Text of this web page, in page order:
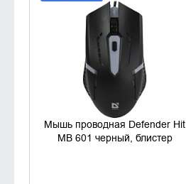
Мышь проводная Defender Hit
MB 601 черный, блистер
ДОБАВИТЬ В КОРЗИНУ
КУПИТЬ В 1 КЛИК